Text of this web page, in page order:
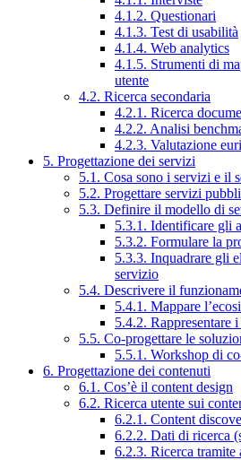
4.1.2. Questionari
4.1.3. Test di usabilità
4.1.4. Web analytics
4.1.5. Strumenti di
utente
4.2. Ricerca secondaria
4.2.1. Ricerca
4.2.2. Analisi
4.2.3. Valutazione
5. Progettazione dei servizi
5.1. Cosa sono i servizi e il
5.2. Progettare servizi
5.3. Definire il modello di
5.3.1. Identificare gli
5.3.2. Formulare la
5.3.3. Inquadrare gli
servizio
5.4. Descrivere il
5.4.1. Mappare
5.4.2. Rappresentare
5.5. Co-progettare le
5.5.1. Workshop di
6. Progettazione dei contenuti
6.1. Cos’è il content design
6.2. Ricerca utente sui
6.2.1. Content
6.2.2. Dati di ricerca
6.2.3. Ricerca tramite